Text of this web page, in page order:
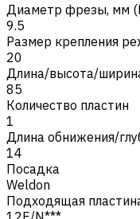
Диаметр фрезы, мм
9.5
Размер крепления
20
Длина/высота/
85
Количество пластин
1
Длина обнижения/
14
Посадка
Weldon
Подходящая